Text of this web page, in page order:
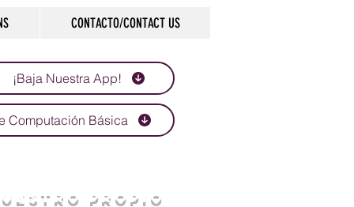
CONTACTO/CONTACT US
¡Baja Nuestra App!
Computación Básica
PROPIO